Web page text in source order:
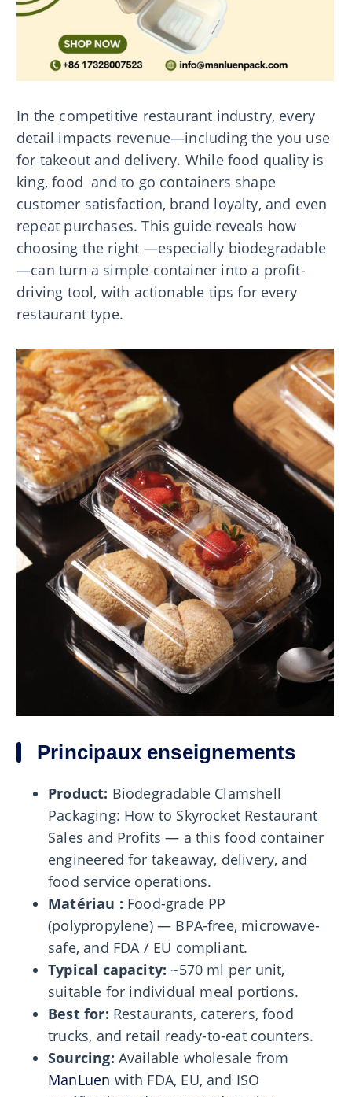
In the competitive restaurant industry, every
detail impacts revenue—including the you use
for takeout and delivery. While food quality is
king, food and to go containers shape
customer satisfaction, brand loyalty, and even
repeat purchases. This guide reveals how
choosing the right —especially biodegradable
—can turn a simple container into a profit-
driving tool, with actionable tips for every
restaurant type.
Principaux enseignements
Product: Biodegradable Clamshell
Packaging: How to Skyrocket Restaurant
Sales and Profits — a this food container
engineered for takeaway, delivery, and
food service operations.
Matériau : Food-grade PP
(polypropylene) — BPA-free, microwave-
safe, and FDA / EU compliant.
Typical capacity: ~570 ml per unit,
suitable for individual meal portions.
Best for: Restaurants, caterers, food
trucks, and retail ready-to-eat counters.
Sourcing: Available wholesale from
ManLuen with FDA, EU, and ISO